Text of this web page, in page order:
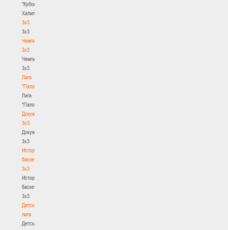
"Кубок
Халипского"
3x3
3x3
Чемпионат
3х3
Чемпионат
3х3
Лига
"Палова"
Лига
"Палова"
Документы
3х3
Документы
3х3
История
баскетбола
3х3
История
баскетбола
3х3
Детская
лига
Детская